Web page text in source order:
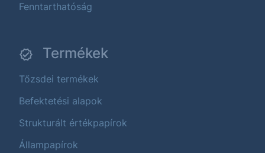
Fenntarthatóság
Termékek
Tőzsdei termékek
Befektetési alapok
Strukturált értékpapírok
Állampapírok